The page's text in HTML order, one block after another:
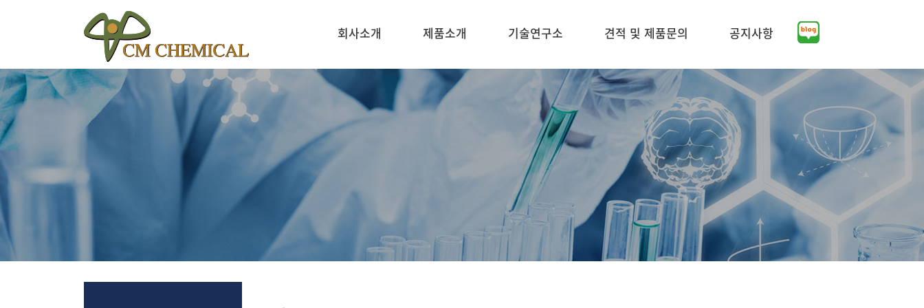
회사소개 제품소개 기술연구소 견적 및 제품문의 공지사항